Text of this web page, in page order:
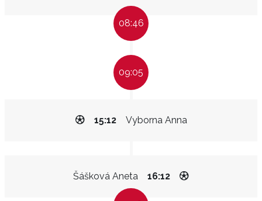
08:46
09:05
Vyborna Anna
15:12
Šášková Aneta 16:12